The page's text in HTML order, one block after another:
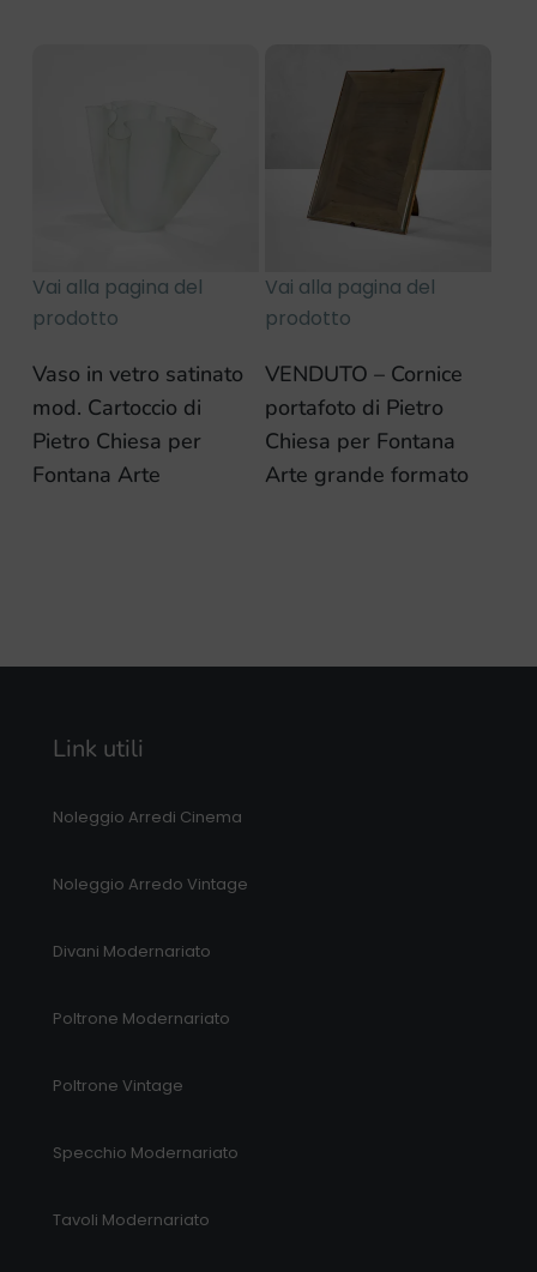
Vai alla pagina del
prodotto
Vaso in vetro satinato
mod. Cartoccio di
Pietro Chiesa per
Fontana Arte
Vai alla pagina del
prodotto
VENDUTO – Cornice
portafoto di Pietro
Chiesa per Fontana
Arte grande formato
Link utili
Noleggio Arredi Cinema
Noleggio Arredo Vintage
Divani Modernariato
Poltrone Modernariato
Poltrone Vintage
Specchio Modernariato
Tavoli Modernariato